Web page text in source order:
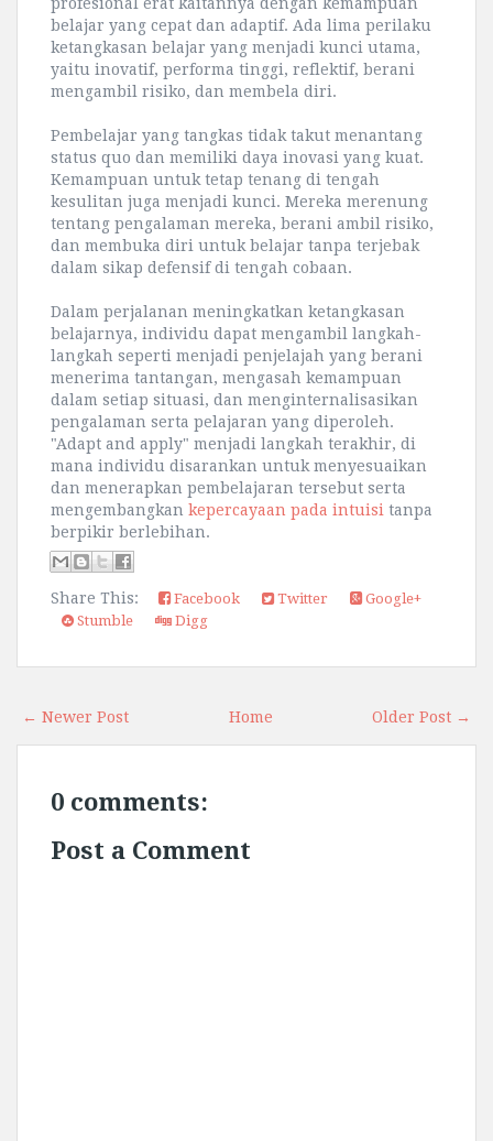
belajar yang cepat dan adaptif. Ada lima perilaku
ketangkasan belajar yang menjadi kunci utama,
yaitu inovatif, performa tinggi, reflektif, berani
mengambil risiko, dan membela diri.
Pembelajar yang tangkas tidak takut menantang
status quo dan memiliki daya inovasi yang kuat.
Kemampuan untuk tetap tenang di tengah
kesulitan juga menjadi kunci. Mereka merenung
tentang pengalaman mereka, berani ambil risiko,
dan membuka diri untuk belajar tanpa terjebak
dalam sikap defensif di tengah cobaan.
Dalam perjalanan meningkatkan ketangkasan
belajarnya, individu dapat mengambil langkah-
langkah seperti menjadi penjelajah yang berani
menerima tantangan, mengasah kemampuan
dalam setiap situasi, dan menginternalisasikan
pengalaman serta pelajaran yang diperoleh.
"Adapt and apply" menjadi langkah terakhir, di
mana individu disarankan untuk menyesuaikan
dan menerapkan pembelajaran tersebut serta
mengembangkan kepercayaan pada intuisi tanpa
berpikir berlebihan.
Share This: Facebook Twitter
Google+
Stumble
Digg
← Newer Post Older Post →
Home
0 comments:
Post a Comment